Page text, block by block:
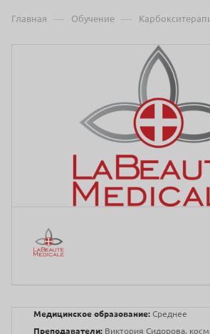
Главная — Обучение —
Медицинское образование: Среднее
Преподаватели: Виктория Сидорова,